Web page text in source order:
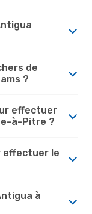
de
?
effectuer
à-Pitre ?
effectuer le
à